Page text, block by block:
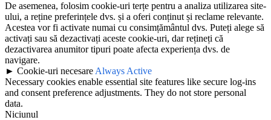
De asemenea, folosim cookie-uri terțe pentru a analiza utilizarea site-
ului, a reține preferințele dvs. și a oferi conținut și reclame relevante.
Acestea vor fi activate numai cu consimțământul dvs. Puteți alege să
activați sau să dezactivați aceste cookie-uri, dar rețineți că
dezactivarea anumitor tipuri poate afecta experiența dvs. de
navigare.
► Cookie-uri necesare Always Active
Necessary cookies enable essential site features like secure log-ins
and consent preference adjustments. They do not store personal
data.
Niciunul